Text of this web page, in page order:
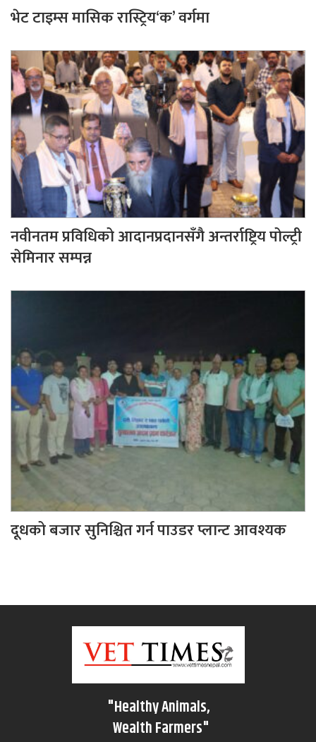
भेट टाइम्स मासिक रास्ट्रिय‘क’ वर्गमा
नवीनतम प्रविधिको आदानप्रदानसँगै अन्तर्राष्ट्रिय पोल्ट्री
सेमिनार सम्पन्न
दूधको बजार सुनिश्चित गर्न पाउडर प्लान्ट आवश्यक
"Healthy Animals,
Wealth Farmers"